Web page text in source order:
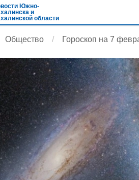
Южно-
и
области
Общество Гороскоп на 7